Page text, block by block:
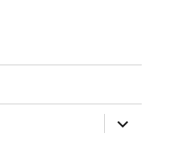
expand
child